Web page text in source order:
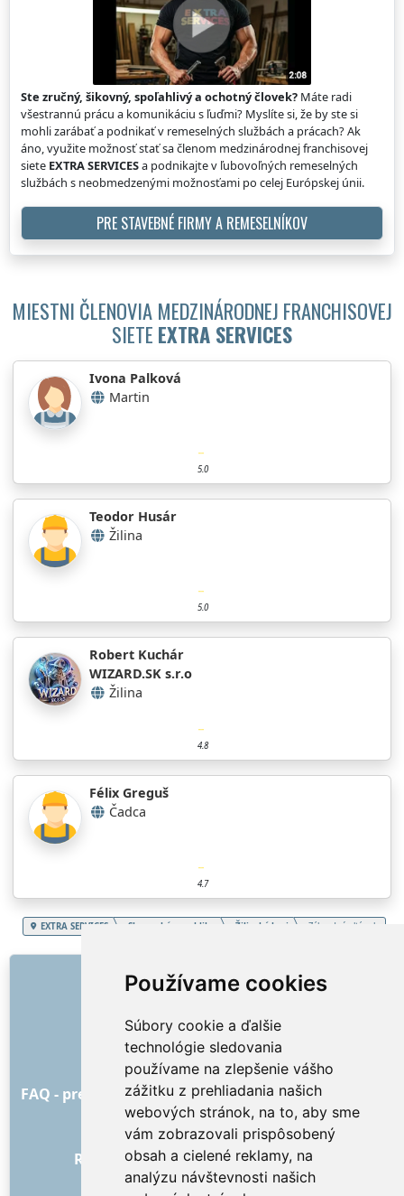
Používame cookies
Súbory cookie a ďalšie
technológie sledovania
používame na zlepšenie vášho
zážitku z prehliadania našich
webových stránok, na to, aby sme
vám zobrazovali prispôsobený
obsah a cielené reklamy, na
analýzu návštevnosti našich
Ste zručný, šikovný, spoľahlivý a ochotný človek? Máte radi
všestrannú prácu a komunikáciu s ľuďmi? Myslíte si, že by ste si
mohli zarábať a podnikať v remeselných službách a prácach? Ak
áno, využite možnosť stať sa členom medzinárodnej franchisovej
siete EXTRA SERVICESa podnikajte v ľubovoľných remeselných
službách s neobmedzenými možnosťami po celej Európskej únii.
PRE STAVEBNÉ FIRMY A REMESELNÍKOV
MIESTNI ČLENOVIA MEDZINÁRODNEJ FRANCHISOVEJ
SIETE EXTRA SERVICES
Ivona Palková
Martin
5.0
Teodor Husár
Žilina
5.0
Robert Kuchár
WIZARD.SK s.r.o
Žilina
4.8
Félix Greguš
Čadca
4.7
EXTRA SERVICES Slovenská republika Žilinský kraj Záhradný altánok
ODKAZY
Ako to všetko začalo
Cenník
Všeobecné obchodné podmienky
FAQ - pre objednávateľa FAQ - pre poskytovateľov
Reklama a marketing
Blog
Recenzie objednávok s hodnotením
Kontakt